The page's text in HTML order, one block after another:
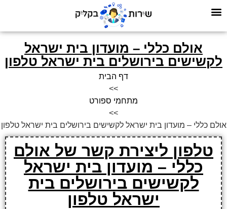
אולם כללי – מועדון בית ישראל
לקשישים בירושלים בית ישראל טלפון
דף הבית
>>
מתחמי ספורט
>>
אולם כללי – מועדון בית ישראל לקשישים בירושלים בית ישראל טלפון
טלפון ליצירת קשר של אולם
כללי – מועדון בית ישראל
לקשישים בירושלים בית
ישראל טלפון